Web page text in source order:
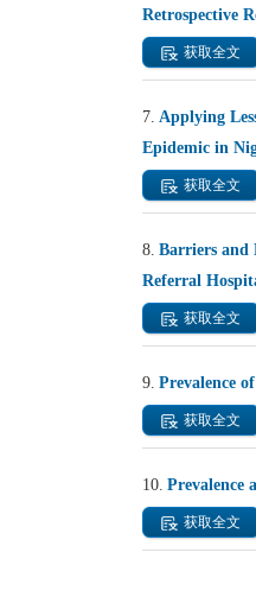
Retrospective
获取全文
7. Applying
Epidemic in
获取全文
8. Barriers and
Referral
获取全文
9. Prevalence
获取全文
10. Prevalence
获取全文